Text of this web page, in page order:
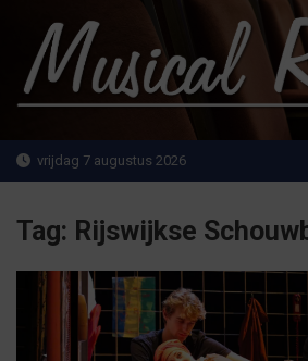
inhoud
MusicalReports.nl
Sinds 2009
vrijdag 7 augustus 2026
Tag: Rijswijkse